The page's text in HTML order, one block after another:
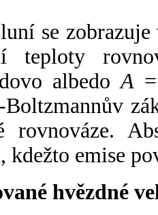
se
teploty
albedoA
rovnováze.
kdežto emise
hvězdné